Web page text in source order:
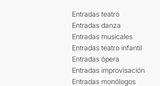
Entradas teatro
Entradas danza
Entradas musicales
Entradas teatro infantil
Entradas ópera
Entradas improvisación
Entradas monólogos